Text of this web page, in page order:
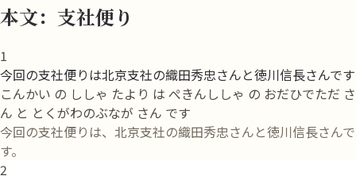
本文：支社便り
1
今回の支社便りは北京支社の織田秀忠さんと徳川信長さんです
こんかい の ししゃ たより は ぺきんししゃ の おだひでただ さ
ん と とくがわのぶなが さん です
今回の支社便りは、北京支社の織田秀忠さんと徳川信長さんで
す。
2